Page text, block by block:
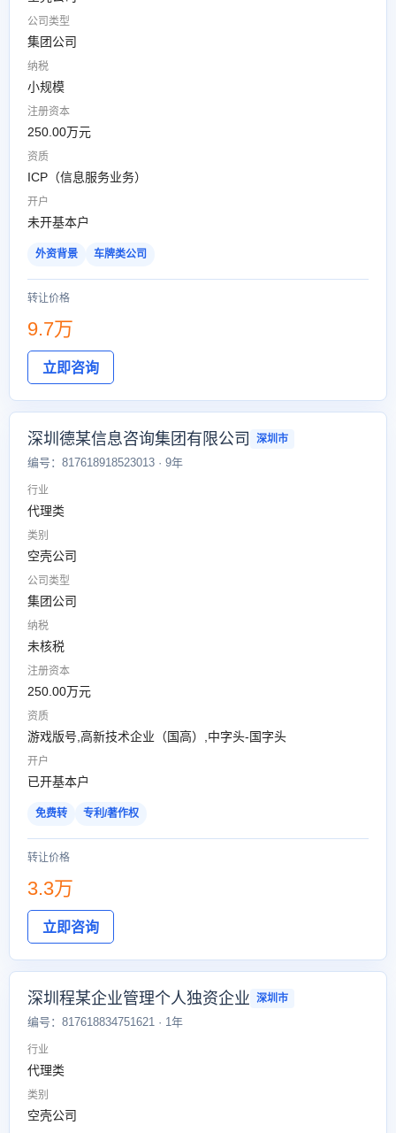
公司类型
集团公司
纳税
小规模
注册资本
250.00万元
资质
ICP（信息服务业务）
开户
未开基本户
外资背景 车牌类公司
转让价格
9.7万
立即咨询
深圳德某信息咨询集团有限公司 深圳市
编号：817618918523013 · 9年
行业
代理类
类别
空壳公司
公司类型
集团公司
纳税
未核税
注册资本
250.00万元
资质
游戏版号,高新技术企业（国高）,中字头-国字头
开户
已开基本户
免费转 专利/著作权
转让价格
3.3万
立即咨询
深圳程某企业管理个人独资企业 深圳市
编号：817618834751621 · 1年
行业
代理类
类别
空壳公司